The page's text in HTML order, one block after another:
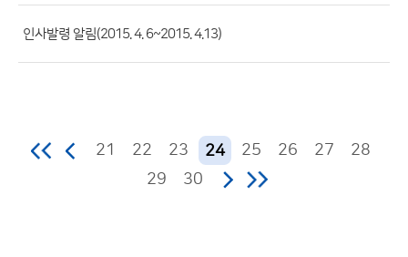
인사발령 알림(2015. 4. 6~2015. 4.13)
21 22 23 24 25 26 27
28
29
30